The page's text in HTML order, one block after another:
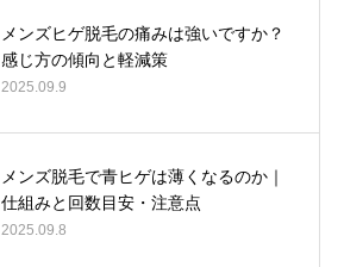
メンズヒゲ脱毛の痛みは強いですか？
感じ方の傾向と軽減策
2025.09.9
メンズ脱毛で青ヒゲは薄くなるのか｜
仕組みと回数目安・注意点
2025.09.8